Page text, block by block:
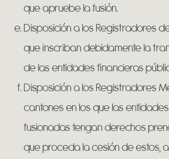
que apruebe la fusión.
Disposición a los Registradores
que inscriban debidamente la
de las entidades financieras
Disposición a los Registradores
cantones en los que las
fusionadas tengan derechos
que proceda la cesión de estos,